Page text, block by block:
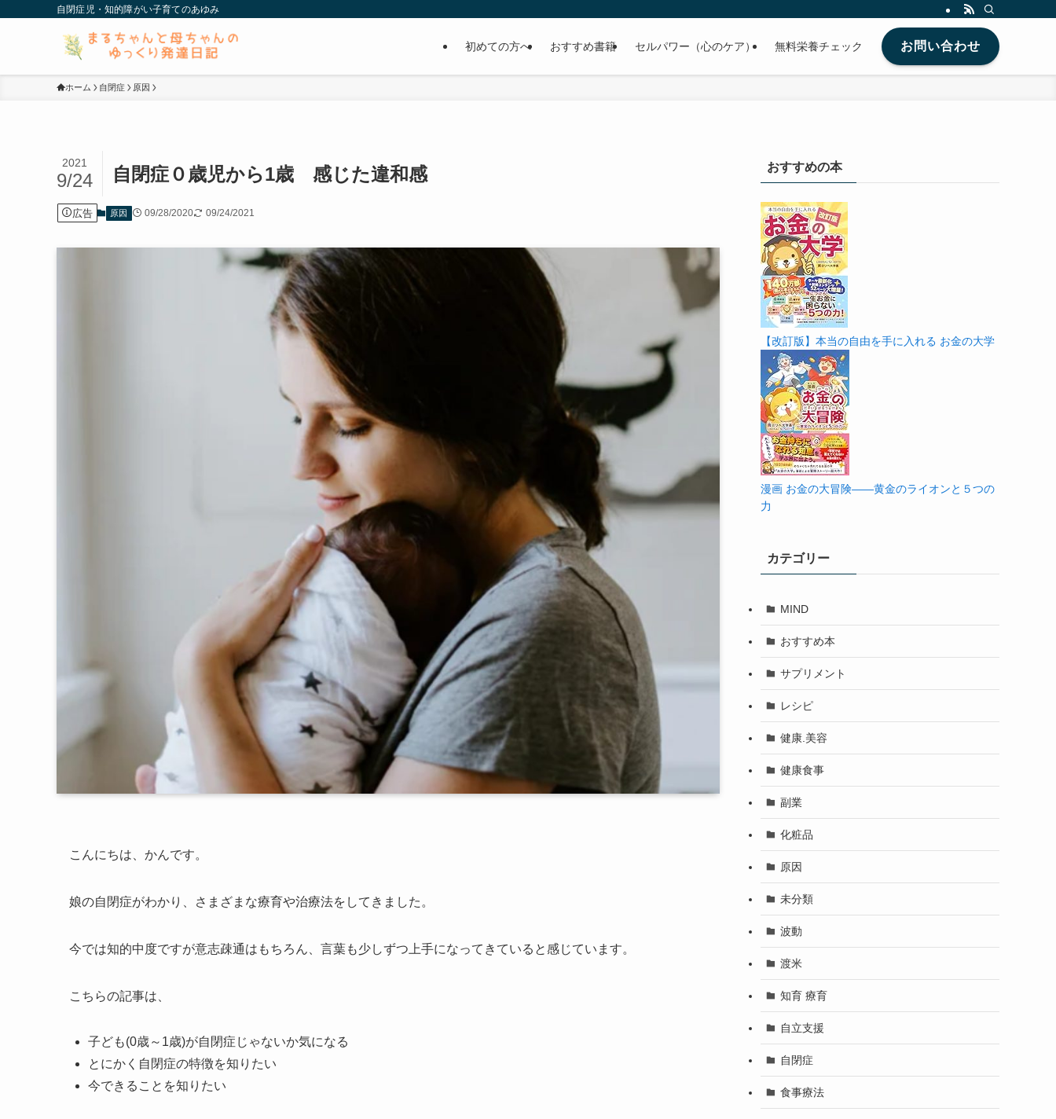
自閉症児・知的障がい子育てのあゆみ
初めての方へ おすすめ書籍 セルパワー（心のケア） 無料栄養チェック お問い合わせ
ホーム 自閉症 原因
自閉症０歳児から1歳 感じた違和感
2021
9/24
広告 原因 09/28/2020 09/24/2021
こんにちは、かんです。
娘の自閉症がわかり、さまざまな療育や治療法をしてきました。
今では知的中度ですが意志疎通はもちろん、言葉も少しずつ上手になってきていると感じています。
こちらの記事は、
子ども(0歳～1歳)が自閉症じゃないか気になる
とにかく自閉症の特徴を知りたい
今できることを知りたい
おすすめの本
【改訂版】本当の自由を手に入れる お金の大学
漫画 お金の大冒険――黄金のライオンと５つの
力
カテゴリー
MIND
おすすめ本
サプリメント
レシピ
健康.美容
健康食事
副業
化粧品
原因
未分類
波動
渡米
知育 療育
自立支援
自閉症
食事療法